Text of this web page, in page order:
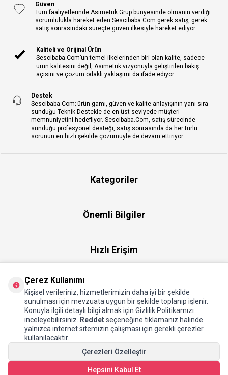
Güven
Tüm faaliyetlerinde Asimetrik Grup bünyesinde olmanın verdiği
sorumlulukla hareket eden Sescibaba.Com gerek satış, gerek
satış sonrasındaki süreçte güven ilkesiyle hareket ediyor.
Kaliteli ve Orijinal Ürün
Sescibaba.Com’un temel ilkelerinden biri olan kalite, sadece
ürün kalitesini değil, Asimetrik vizyonuyla geliştirilen bakış
açısını ve çözüm odaklı yaklaşımı da ifade ediyor.
Destek
Sescibaba.Com; ürün gamı, güven ve kalite anlayışının yanı sıra
sunduğu Teknik Destekle de en üst seviyede müşteri
memnuniyetini hedefliyor. Sescibaba.Com, satış sürecinde
sunduğu profesyonel desteği, satış sonrasında da her türlü
sorunun en hızlı şekilde çözümüyle de devam ettiriyor.
Kategoriler
Önemli Bilgiler
Hızlı Erişim
Hakkımızda
Çerez Kullanımı
Kişisel verileriniz, hizmetlerimizin daha iyi bir şekilde
sunulması için mevzuata uygun bir şekilde toplanıp işlenir.
Konuyla ilgili detaylı bilgi almak için Gizlilik Politikamızı
inceleyebilirsiniz.
Reddetseçeneğine tıklamanız halinde
yalnızca internet sitemizin çalışması için gerekli çerezler
kullanılacaktır.
Çerezleri Özelleştir
Hepsini Kabul Et